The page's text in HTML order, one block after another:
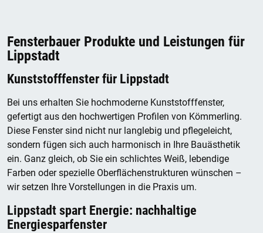
Fensterbauer Produkte und Leistungen für
Lippstadt
Kunststofffenster für Lippstadt
Bei uns erhalten Sie hochmoderne Kunststofffenster,
gefertigt aus den hochwertigen Profilen von Kömmerling.
Diese Fenster sind nicht nur langlebig und pflegeleicht,
sondern fügen sich auch harmonisch in Ihre Bauästhetik
ein. Ganz gleich, ob Sie ein schlichtes Weiß, lebendige
Farben oder spezielle Oberflächenstrukturen wünschen –
wir setzen Ihre Vorstellungen in die Praxis um.
Lippstadt spart Energie: nachhaltige
Energiesparfenster